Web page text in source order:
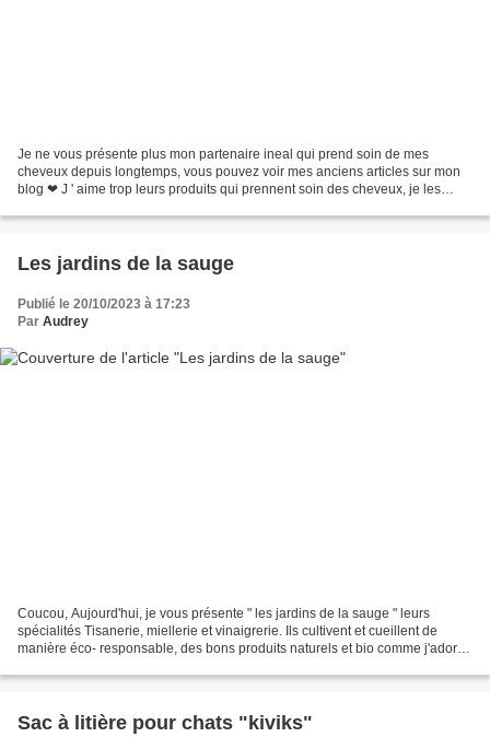
Je ne vous présente plus mon partenaire ineal qui prend soin de mes
cheveux depuis longtemps, vous pouvez voir mes anciens articles sur mon
blog ❤ J ' aime trop leurs produits qui prennent soin des cheveux, je les
Les jardins de la sauge
Publié le 20/10/2023 à 17:23
Par Audrey
Coucou, Aujourd'hui, je vous présente " les jardins de la sauge " leurs
spécialités Tisanerie, miellerie et vinaigrerie. Ils cultivent et cueillent de
manière éco- responsable, des bons produits naturels et bio comme j'adore
Sac à litière pour chats "kiviks"